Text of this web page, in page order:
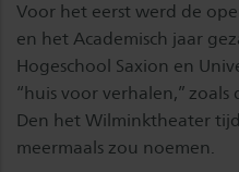
Voor het eerst werd de
en het Academisch jaar
Hogeschool Saxion en
“huis voor verhalen,”
Den het Wilminktheater
meermaals zou noemen.